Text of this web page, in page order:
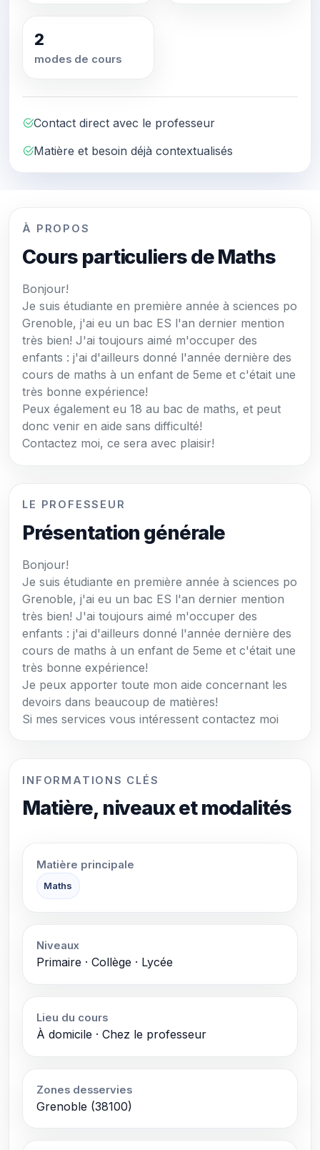
2
modes de cours
Contact direct avec le professeur
Matière et besoin déjà contextualisés
À PROPOS
Cours particuliers de Maths
Bonjour!
Je suis étudiante en première année à sciences po
Grenoble, j'ai eu un bac ES l'an dernier mention
très bien! J'ai toujours aimé m'occuper des
enfants : j'ai d'ailleurs donné l'année dernière des
cours de maths à un enfant de 5eme et c'était une
très bonne expérience!
Peux également eu 18 au bac de maths, et peut
donc venir en aide sans difficulté!
Contactez moi, ce sera avec plaisir!
LE PROFESSEUR
Présentation générale
Bonjour!
Je suis étudiante en première année à sciences po
Grenoble, j'ai eu un bac ES l'an dernier mention
très bien! J'ai toujours aimé m'occuper des
enfants : j'ai d'ailleurs donné l'année dernière des
cours de maths à un enfant de 5eme et c'était une
très bonne expérience!
Je peux apporter toute mon aide concernant les
devoirs dans beaucoup de matières!
Si mes services vous intéressent contactez moi
INFORMATIONS CLÉS
Matière, niveaux et modalités
Matière principale
Maths
Niveaux
Primaire · Collège · Lycée
Lieu du cours
À domicile · Chez le professeur
Zones desservies
Grenoble (38100)